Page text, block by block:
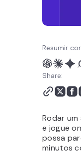
Resumir
Share:
Rodar
e jogue
possa
minutos